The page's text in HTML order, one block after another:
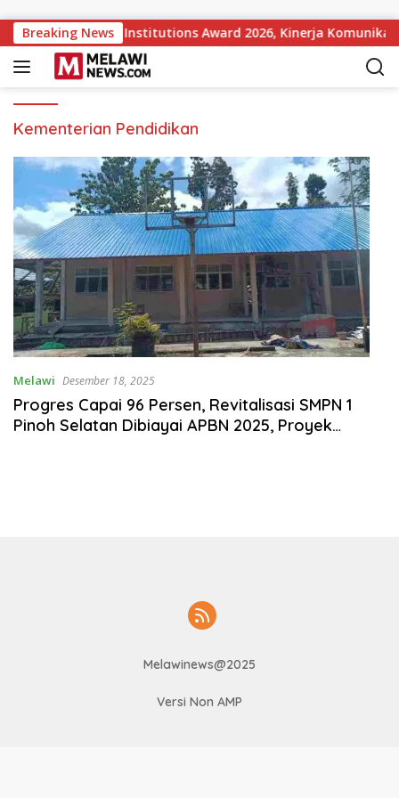
Breaking News
Government Institutions Award 2026, Kinerja Komunikasi
Kementerian Pendidikan
Melawi Desember 18, 2025
Progres Capai 96 Persen, Revitalisasi SMPN 1
Pinoh Selatan Dibiayai APBN 2025, Proyek
Melawinews@2025
Versi Non AMP